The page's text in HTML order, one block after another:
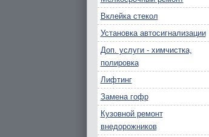
Вклейка стекол
Установка автосигнализации
Доп. услуги - химчистка,
полировка
Лифтинг
Замена гофр
Кузовной ремонт
внедорожников